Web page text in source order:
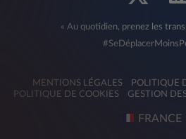
« Au quotidien, prenez les
MENTIONS LÉGALES
POLITIQUE
POLITIQUE DE COOKIES
GESTION
FRANCE